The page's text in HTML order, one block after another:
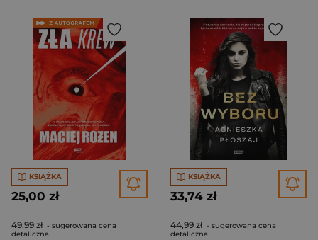
KSIĄŻKA
25,00 zł
49,99 zł - sugerowana cena
detaliczna
KSIĄŻKA
33,74 zł
44,99 zł - sugerowana cena
detaliczna